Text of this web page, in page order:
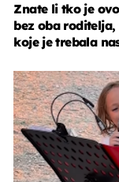
Znate li tko je
bez oba
koje je trebala